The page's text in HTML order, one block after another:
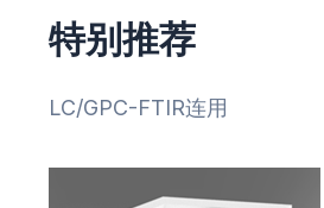
特别推荐
LC/GPC-FTIR连用